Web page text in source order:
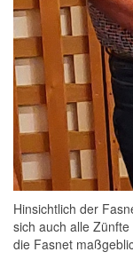
Hinsichtlich der
sich auch alle
die Fasnet